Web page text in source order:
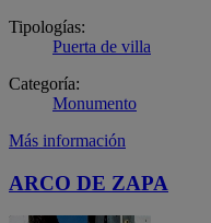
Tipologías:
Puerta de villa
Categoría:
Monumento
Más información
ARCO DE ZAPA